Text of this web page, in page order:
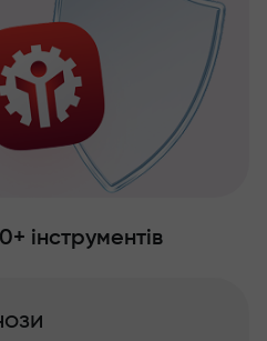
інструментів